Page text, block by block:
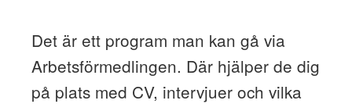
Det är ett program man kan gå via
Arbetsförmedlingen. Där hjälper de dig
på plats med CV, intervjuer och vilka